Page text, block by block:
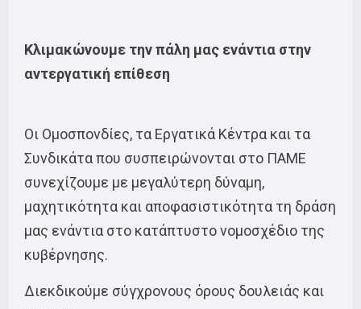
Κλιμακώνουμε την πάλη μας ενάντια στην
αντεργατική επίθεση
Οι Ομοσπονδίες, τα Εργατικά Κέντρα και τα
Συνδικάτα που συσπειρώνονται στο ΠΑΜΕ
συνεχίζουμε με μεγαλύτερη δύναμη,
μαχητικότητα και αποφασιστικότητα τη δράση
μας ενάντια στο κατάπτυστο νομοσχέδιο της
κυβέρνησης.
Διεκδικούμε σύγχρονους όρους δουλειάς και